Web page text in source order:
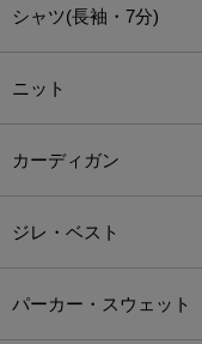
シャツ(長袖・7分)
ニット
カーディガン
ジレ・ベスト
パーカー・スウェット